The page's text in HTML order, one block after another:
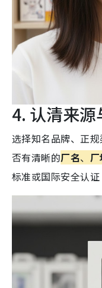
4. 认清来源
选择知名品牌、正
否有清晰的厂名、
标准或国际安全认证